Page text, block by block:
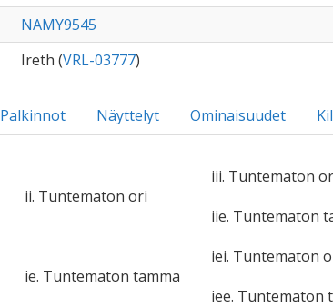
NAMY9545
Ireth (VRL-03777)
Palkinnot Näyttelyt Ominaisuudet
ii. Tuntematon ori
iii. Tuntematon
iie. Tuntematon
ie. Tuntematon tamma
iei. Tuntematon
iee. Tuntematon